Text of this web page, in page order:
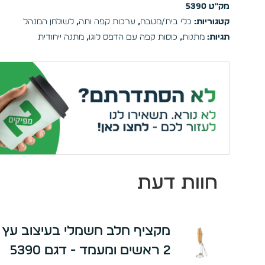
מק"ט5390
קטגוריות: כלי בית/מטבח, ערכות קפה ותה,לשולחן המנהל
תגיות: מתנות, כוסות קפה עם הדפס לוגו,מתנה ייחודית
חוות דעת
מקציף חלב חשמלי בעיצוב עץ
2 ראשים ומעמד - דגם 5390